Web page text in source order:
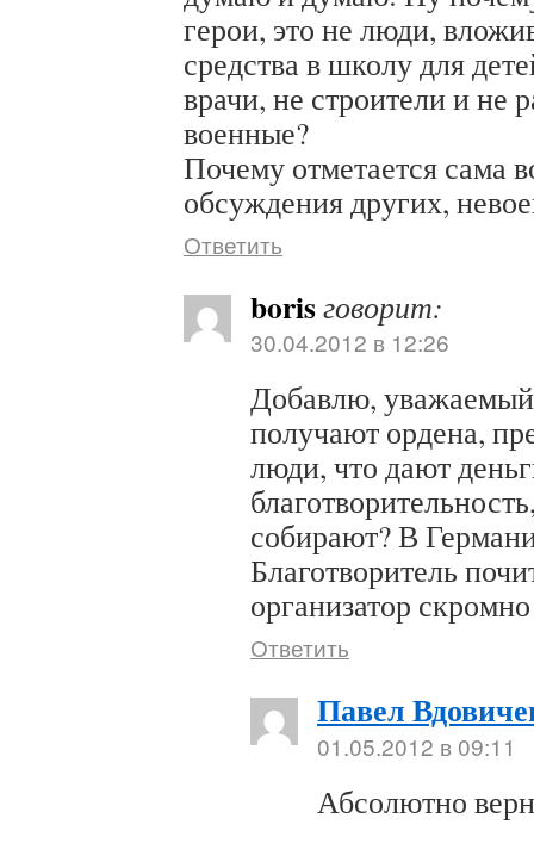
герои, это не люди,
средства в школу для
врачи, не строители и не
военные?
Почему отметается сама
обсуждения других,
Ответить
borisговорит:
30.04.2012 в 12:26
Добавлю,
получают ордена,
люди, что дают
собирают? В
Благотворитель
организатор
Ответить
Павел
01.05.2012 в 09:11
Абсолютно